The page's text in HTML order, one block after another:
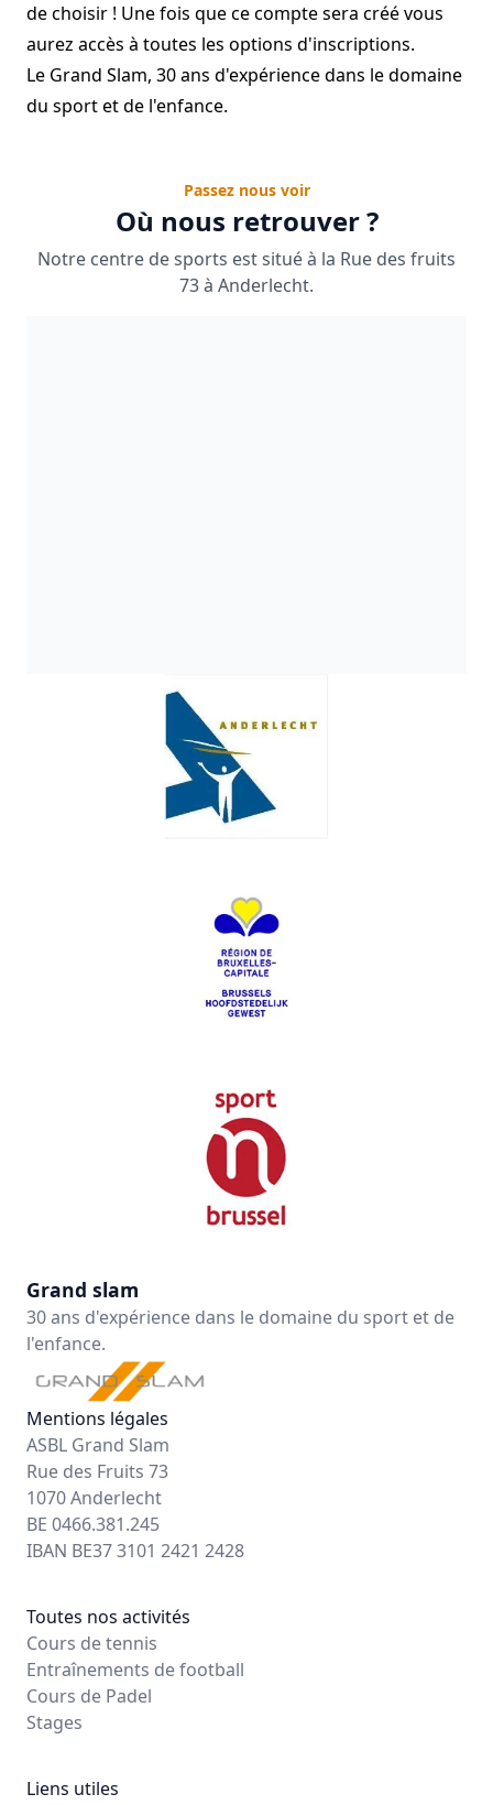
de choisir ! Une fois que ce compte sera créé vous
aurez accès à toutes les options d'inscriptions.
Le Grand Slam, 30 ans d'expérience dans le domaine
du sport et de l'enfance.
Passez nous voir
Où nous retrouver ?
Notre centre de sports est situé à la Rue des fruits
73 à Anderlecht.
Grand slam
30 ans d'expérience dans le domaine du sport et de
l'enfance.
Mentions légales
ASBL Grand Slam
Rue des Fruits 73
1070 Anderlecht
BE 0466.381.245
IBAN BE37 3101 2421 2428
Toutes nos activités
Cours de tennis
Entraînements de football
Cours de Padel
Stages
Liens utiles